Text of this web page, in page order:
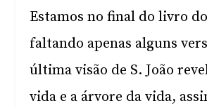
Estamos no final do livro
faltando apenas alguns
última visão de S. João
vida e a árvore da vida,